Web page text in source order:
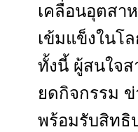
เคลื่อนอุตสา
เข้มแข็งในโ
ทั้งนี้ ผู้สนใจส
ยดกิจกรรม
พร้อมรับสิทธิ